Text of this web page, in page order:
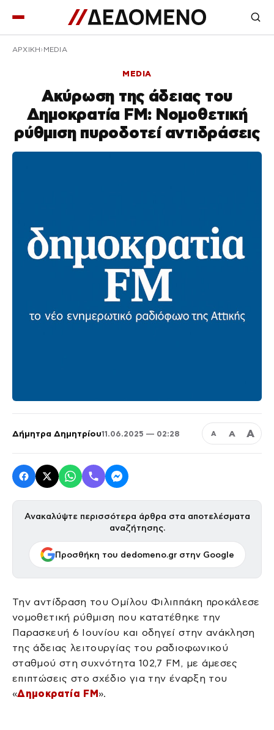
ΑΡΧΙΚΉ MEDIA
MEDIA
Ακύρωση της άδειας του
Δημοκρατία FM: Νομοθετική
ρύθμιση πυροδοτεί αντιδράσεις
Δήμητρα Δημητρίου11.06.2025 — 02:28 Α Α Α
Ανακαλύψτε περισσότερα άρθρα στα αποτελέσματα
αναζήτησης.
Προσθήκη του dedomeno.gr στην Google
Την αντίδραση του Ομίλου Φιλιππάκη προκάλεσε
νομοθετική ρύθμιση που κατατέθηκε την
Παρασκευή 6 Ιουνίου και οδηγεί στην ανάκληση
της άδειας λειτουργίας του ραδιοφωνικού
σταθμού στη συχνότητα 102,7 FM, με άμεσες
επιπτώσεις στο σχέδιο για την έναρξη του
«Δημοκρατία FM ».